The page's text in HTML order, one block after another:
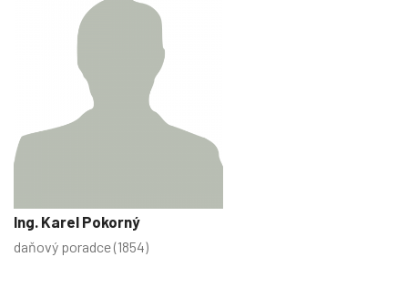
Ing. Karel Pokorný
daňový poradce (1854)